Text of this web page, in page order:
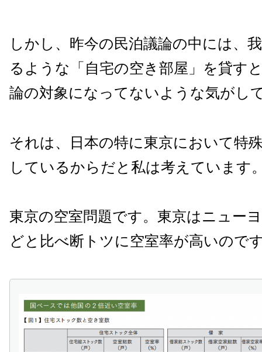
しかし、昨今の民泊議論の中には、
るような「自宅の空き部屋」を貸す
論の対象になってないような気がし
それは、日本の特に東京において特
しているからだと私は考えています
東京の空室問題です。東京はニュー
どと比べ断トツに空室率が高いので